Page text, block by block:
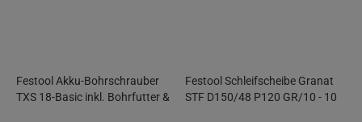
Festool Akku-Bohrschrauber
TXS 18-Basic inkl. Bohrfutter &
Festool Schleifscheibe Granat
STF D150/48 P120 GR/10 - 10